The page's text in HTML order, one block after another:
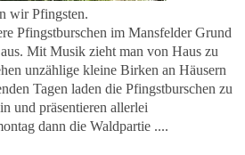
wir Pfingsten.
Pfingstburschen im Mansfelder Grund
Mit Musik zieht man von Haus zu
unzählige kleine Birken an Häusern
Tagen laden die Pfingstburschen zu
und präsentieren allerlei
dann die Waldpartie ....